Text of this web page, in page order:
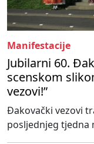
Manifestacije
Jubilarni 60.
scenskom
vezovi!”
Đakovački vezovi
posljednjeg tjedna